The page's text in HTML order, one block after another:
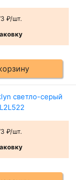
₽/шт.
светло-серый
₽/шт.